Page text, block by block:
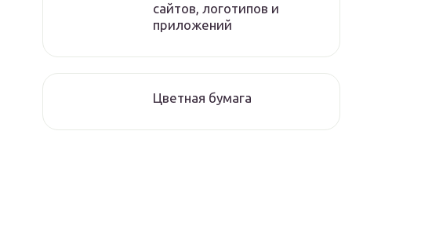
сайтов, логотипов и
приложений
Цветная бумага